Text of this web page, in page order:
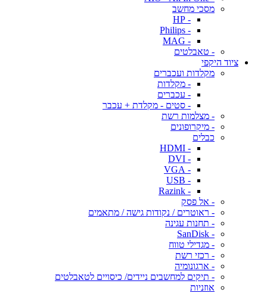
מסכי מחשב
- HP
- Philips
- MAG
- טאבלטים
ציוד היקפי
מקלדות ועכברים
- מקלדות
- עכברים
- סטים - מקלדת + עכבר
- מצלמות רשת
- מיקרופונים
כבלים
- HDMI
- DVI
- VGA
- USB
- Razink
- אל פסק
- ראוטרים / נקודות גישה / מתאמים
- תחנות עגינה
- SanDisk
- מגדילי טווח
- רכזי רשת
- ארגונומיה
- תיקים למחשבים ניידים/ כיסויים לטאבלטים
אוזניות